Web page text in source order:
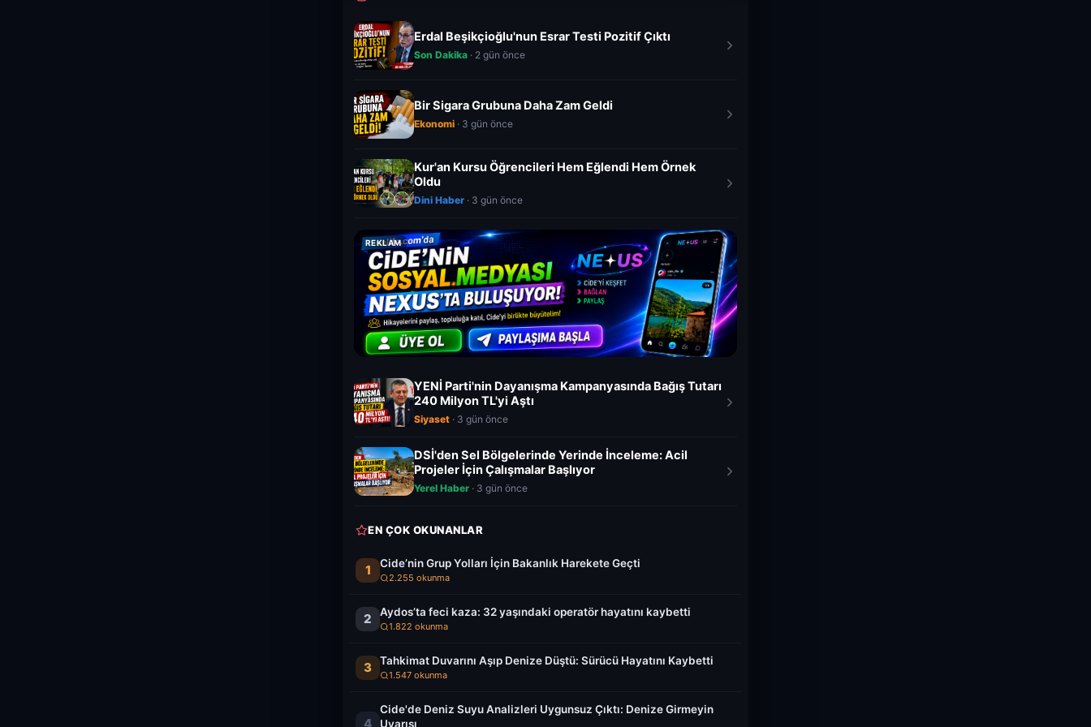
Erdal Beşikçioğlu'nun Esrar Testi Pozitif Çıktı
Son Dakika · 2 gün önce
Bir Sigara Grubuna Daha Zam Geldi
Ekonomi · 3 gün önce
Kur'an Kursu Öğrencileri Hem Eğlendi Hem Örnek
Oldu
Dini Haber · 3 gün önce
REKLAM
YENİ Parti'nin Dayanışma Kampanyasında Bağış Tutarı
240 Milyon TL'yi Aştı
Siyaset · 3 gün önce
DSİ'den Sel Bölgelerinde Yerinde İnceleme: Acil
Projeler İçin Çalışmalar Başlıyor
Yerel Haber · 3 gün önce
EN ÇOK OKUNANLAR
1 Cide’nin Grup Yolları İçin Bakanlık Harekete Geçti
2.255 okunma
2 Aydos’ta feci kaza: 32 yaşındaki operatör hayatını kaybetti
1.822 okunma
3 Tahkimat Duvarını Aşıp Denize Düştü: Sürücü Hayatını Kaybetti
1.547 okunma
4
Cide'de Deniz Suyu Analizleri Uygunsuz Çıktı: Denize Girmeyin
Uyarısı